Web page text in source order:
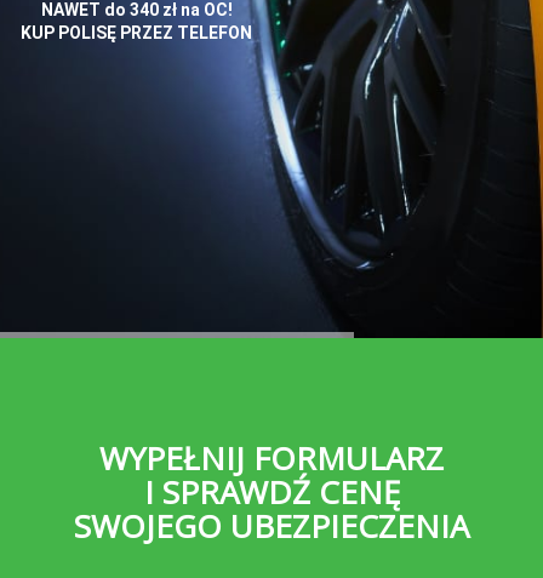
WYPEŁNIJ FORMULARZ
I SPRAWDŹ CENĘ
SWOJEGO UBEZPIECZENIA